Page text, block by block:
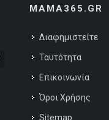
MAMA365.GR
Διαφημιστείτε
Ταυτότητα
Επικοινωνία
Όροι Χρήσης
Sitemap